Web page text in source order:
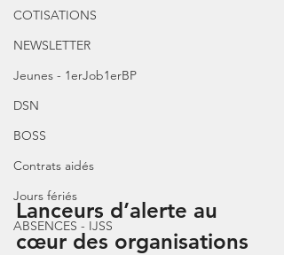
COTISATIONS
NEWSLETTER
Jeunes - 1erJob1erBP
DSN
BOSS
Contrats aidés
Jours fériés
ABSENCES - IJSS
Lanceurs d’alerte au
cœur des organisations